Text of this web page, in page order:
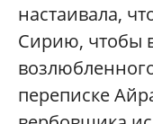
настаивала,
Сирию, чтобы
переписке